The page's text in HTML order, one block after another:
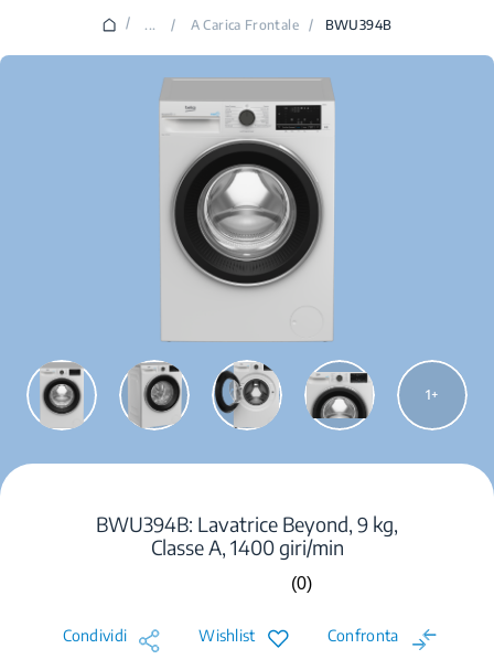
/ ... / A Carica Frontale / BWU394B
1
BWU394B: Lavatrice Beyond, 9 kg,
Classe A, 1400 giri/min
Nessuna
Stesso
(0)
Condividi Wishlist Confronta